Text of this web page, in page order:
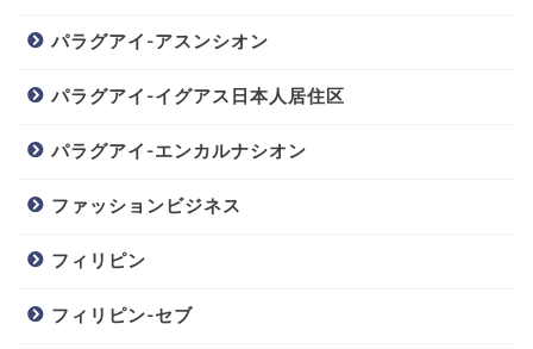
パラグアイ-アスンシオン
パラグアイ-イグアス日本人居住区
パラグアイ-エンカルナシオン
ファッションビジネス
フィリピン
フィリピン-セブ